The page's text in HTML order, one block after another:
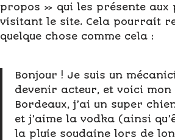
propos » qui les présente aux
visitant le site. Cela pourrait
quelque chose comme cela :
Bonjour ! Je suis un
devenir acteur, et voici mon
Bordeaux, j’ai un super
et j’aime la vodka (ainsi
la pluie soudaine lors de